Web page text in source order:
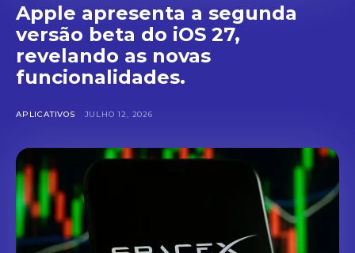
Apple apresenta a segunda
versão beta do iOS 27,
revelando as novas
funcionalidades.
APLICATIVOS JULHO 12, 2026